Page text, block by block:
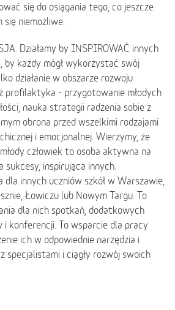
się do osiągania tego, co jeszcze
się niemożliwe.
Działamy by INSPIROWAĆ innych
by każdy mógł wykorzystać swój
działanie w obszarze rozwoju
profilaktyka - przygotowanie młodych
nauka strategii radzenia sobie z
obrona przed wszelkimi rodzajami
i emocjonalnej. Wierzymy, że
człowiek to osoba aktywna na
sukcesy, inspirująca innych.
dla innych uczniów szkół w Warszawie,
Łowiczu lub Nowym Targu. To
dla nich spotkań, dodatkowych
konferencji. To wsparcie dla pracy
ich w odpowiednie narzędzia i
specjalistami i ciągły rozwój swoich